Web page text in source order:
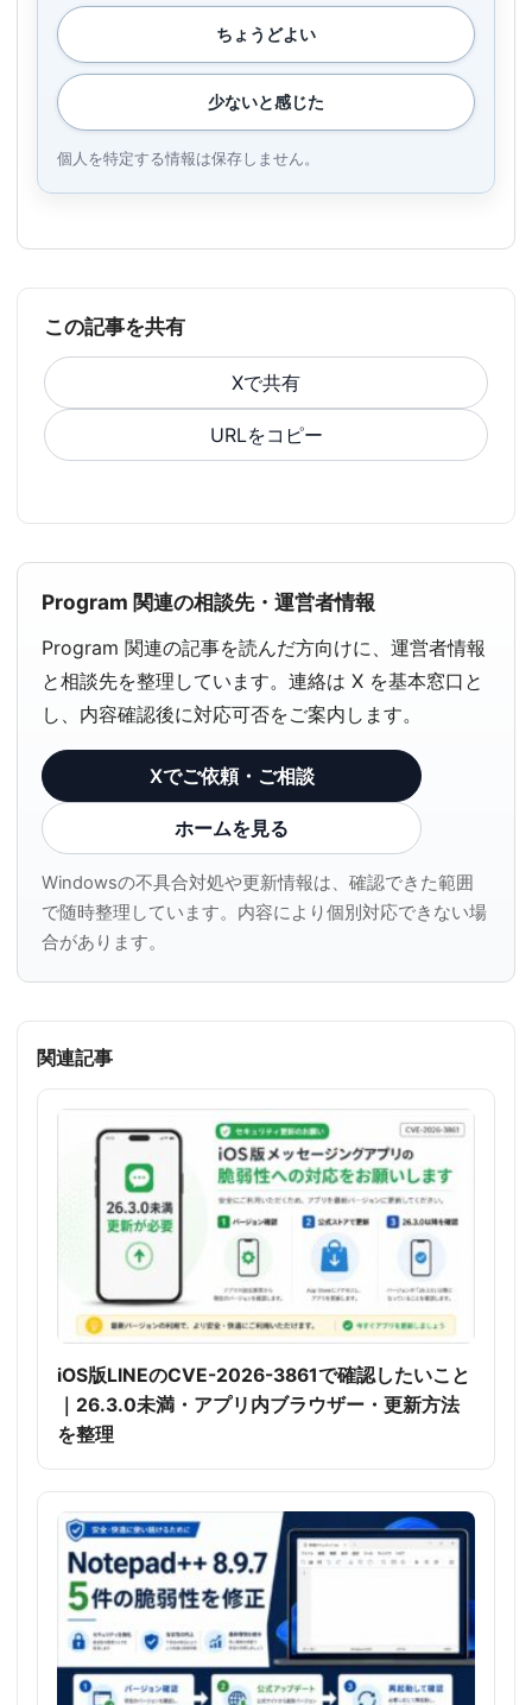
ちょうどよい
少ないと感じた
個人を特定する情報は保存しません。
この記事を共有
Xで共有
URLをコピー
Program 関連の相談先・運営者情報
Program 関連の記事を読んだ方向けに、運営者情報
と相談先を整理しています。連絡は X を基本窓口と
し、内容確認後に対応可否をご案内します。
Xでご依頼・ご相談
ホームを見る
Windowsの不具合対処や更新情報は、確認できた範囲
で随時整理しています。内容により個別対応できない場
合があります。
関連記事
iOS版LINEのCVE-2026-3861で確認したいこと
｜26.3.0未満・アプリ内ブラウザー・更新方法
を整理